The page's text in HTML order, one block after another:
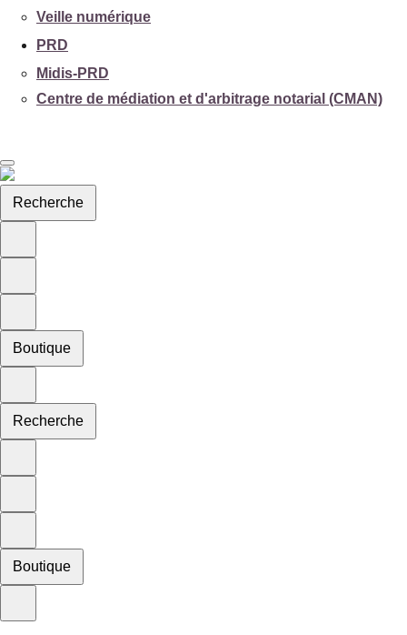
Veille numérique
PRD
Midis-PRD
Centre de médiation et d'arbitrage notarial (CMAN)
Recherche
Boutique
Recherche
Boutique